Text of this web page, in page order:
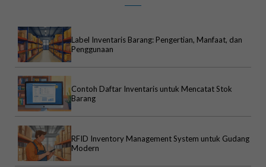
Label Inventaris Barang: Pengertian, Manfaat, dan
Penggunaan
Contoh Daftar Inventaris untuk Mencatat Stok
Barang
RFID Inventory Management System untuk Gudang
Modern